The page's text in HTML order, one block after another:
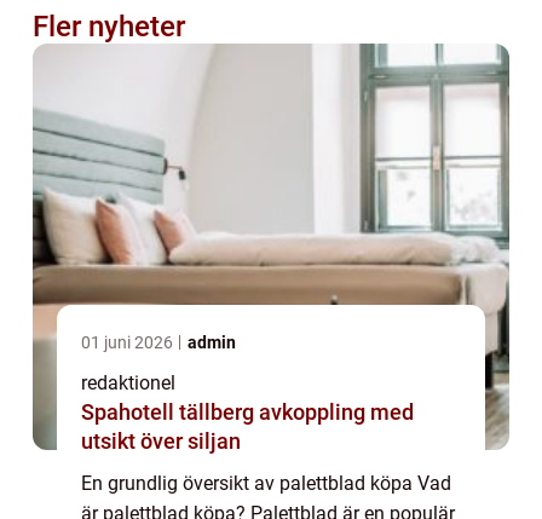
Fler nyheter
01 juni 2026 admin
redaktionel
Spahotell tällberg avkoppling med
utsikt över siljan
En grundlig översikt av palettblad köpa Vad
är palettblad köpa? Palettblad är en populär